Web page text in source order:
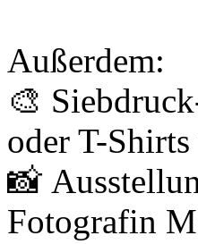
Außerdem:
🎨
oder T-
📸
Fotografin